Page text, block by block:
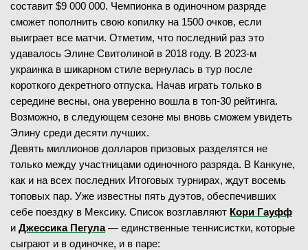
составит $9 000 000. Чемпионка в одиночном разряде
сможет пополнить свою копилку на 1500 очков, если
выиграет все матчи. Отметим, что последний раз это
удавалось Элине Свитолиной в 2018 году. В 2023-м
украинка в шикарном стиле вернулась в тур после
короткого декретного отпуска. Начав играть только в
середине весны, она уверенно вошла в топ-30 рейтинга.
Возможно, в следующем сезоне мы вновь сможем увидеть
Элину среди десяти лучших.
Девять миллионов долларов призовых разделятся не
только между участницами одиночного разряда. В Канкуне,
как и на всех последних Итоговых турнирах, ждут восемь
топовых пар. Уже известны пять дуэтов, обеспечивших
себе поездку в Мексику. Список возглавляют Кори Гауфф
и Джессика Пегула— единственные теннисистки, которые
сыграют и в одиночке, и в паре: